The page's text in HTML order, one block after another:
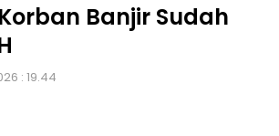
Banjir Sudah
: 19.44